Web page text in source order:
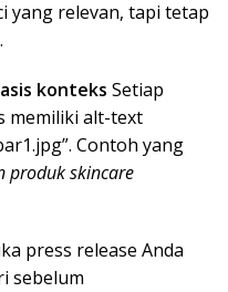
yang relevan, tapi tetap
konteks Setiap
memiliki alt-text
Contoh yang
produk skincare
press release Anda
sebelum